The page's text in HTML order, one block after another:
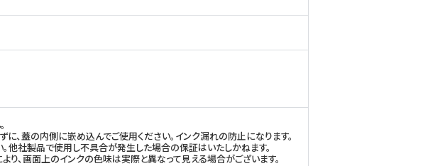
、蓋の内側に嵌め込んでご使用ください。インク漏れの防止になります。
他社製品で使用し不具合が発生した場合の保証はいたしかねます。
り、画面上のインクの色味は実際と異なって見える場合がございます。